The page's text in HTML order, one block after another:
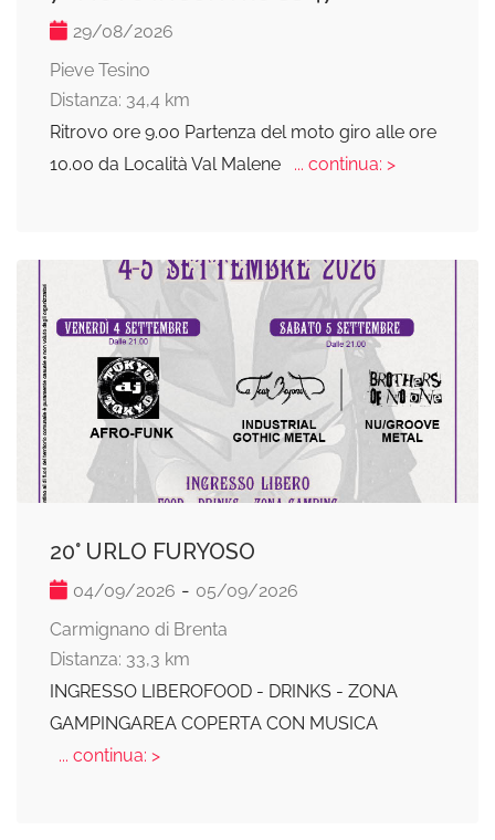
29/08/2026
Pieve Tesino
Distanza: 34,4 km
Ritrovo ore 9.00 Partenza del moto giro alle ore
10.00 da Località Val Malene
... continua: >
20° URLO FURYOSO
04/09/2026 - 05/09/2026
Carmignano di Brenta
Distanza: 33,3 km
INGRESSO LIBEROFOOD - DRINKS - ZONA
GAMPINGAREA COPERTA CON MUSICA
... continua: >